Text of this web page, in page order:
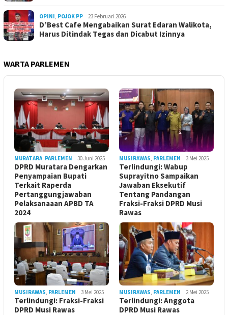
OPINI POJOK PP 23 Februari 2026
D’Best Cafe Mengabaikan Surat Edaran Walikota,
Harus Ditindak Tegas dan Dicabut Izinnya
WARTA PARLEMEN
MURATARA PARLEMEN 30 Juni 2025
DPRD Muratara Dengarkan
Penyampaian Bupati
Terkait Raperda
Pertanggungjawaban
Pelaksanaaan APBD TA
2024
MUSIRAWAS PARLEMEN 3 Mei 2025
Terlindungi: Wabup
Suprayitno Sampaikan
Jawaban Eksekutif
Tentang Pandangan
Fraksi-Fraksi DPRD Musi
Rawas
MUSIRAWAS PARLEMEN 3 Mei 2025
Terlindungi: Fraksi-Fraksi
DPRD Musi Rawas
MUSIRAWAS PARLEMEN 2 Mei 2025
Terlindungi: Anggota
DPRD Musi Rawas